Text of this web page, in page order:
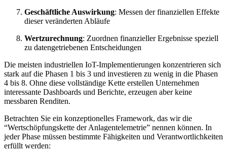
Geschäftliche Auswirkung: Messen der finanziellen Effekte
dieser veränderten Abläufe
Wertzurechnung: Zuordnen finanzieller Ergebnisse speziell
zu datengetriebenen Entscheidungen
Die meisten industriellen IoT-Implementierungen konzentrieren sich
stark auf die Phasen 1 bis 3 und investieren zu wenig in die Phasen
4 bis 8. Ohne diese vollständige Kette erstellen Unternehmen
interessante Dashboards und Berichte, erzeugen aber keine
messbaren Renditen.
Betrachten Sie ein konzeptionelles Framework, das wir die
“Wertschöpfungskette der Anlagentelemetrie” nennen können. In
jeder Phase müssen bestimmte Fähigkeiten und Verantwortlichkeiten
erfüllt werden: